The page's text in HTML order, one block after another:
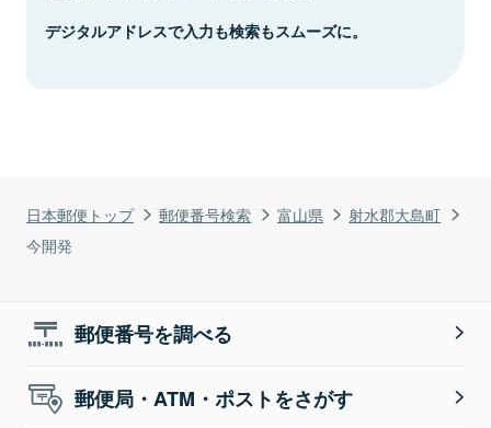
日本郵便トップ 郵便番号検索 富山県
射水郡大島町
今開発
デジタルアドレスで入力も検索もスムーズに。
郵便番号を調べる
郵便局・ATM・ポストをさがす